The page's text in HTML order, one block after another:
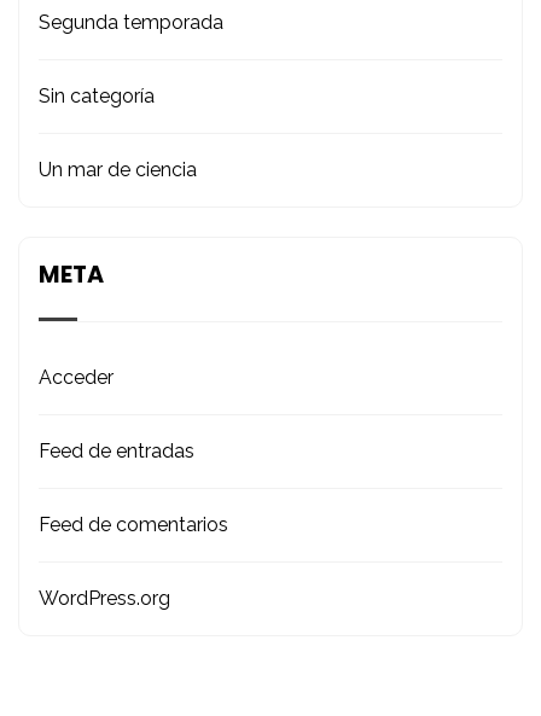
Segunda temporada
Sin categoría
Un mar de ciencia
META
Acceder
Feed de entradas
Feed de comentarios
WordPress.org